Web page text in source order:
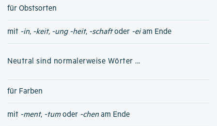
für Obstsorten
mit -in, -keit, -ung -heit, -schaftoder -eiam Ende
Neutral sind normalerweise Wörter ...
für Farben
mit -ment, -tumoder -chen am Ende